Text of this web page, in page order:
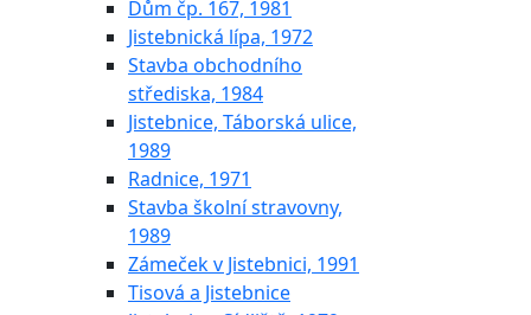
Dům čp. 167, 1981
Jistebnická lípa, 1972
Stavba obchodního
střediska, 1984
Jistebnice, Táborská ulice,
1989
Radnice, 1971
Stavba školní stravovny,
1989
Zámeček v Jistebnici, 1991
Tisová a Jistebnice